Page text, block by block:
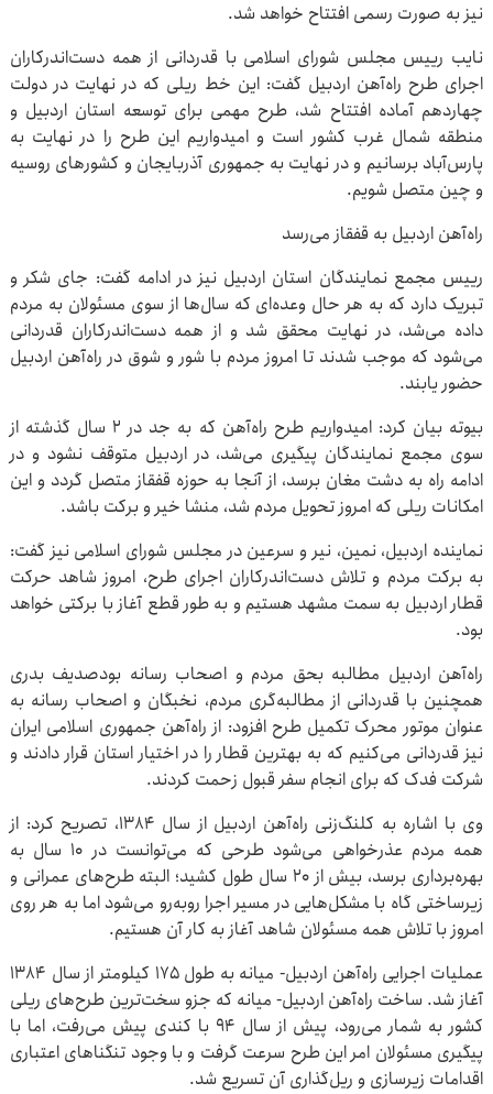
نیز به صورت رسمی افتتاح خواهد شد.
نایب رییس مجلس شورای اسلامی با قدردانی از همه دست‌اندرکاران
اجرای طرح راه‌آهن اردبیل گفت: این خط ریلی که در نهایت در دولت
چهاردهم آماده افتتاح شد، طرح مهمی برای توسعه استان اردبیل و
منطقه شمال غرب کشور است و امیدواریم این طرح را در نهایت به
پارس‌آباد برسانیم و در نهایت به جمهوری آذربایجان و کشورهای روسیه
و چین متصل شویم.
راه‌آهن اردبیل به قفقاز می‌رسد
رییس مجمع نمایندگان استان اردبیل نیز در ادامه گفت: جای شکر و
تبریک دارد که به هر حال وعده‌ای که سال‌ها از سوی مسئولان به مردم
داده می‌شد، در نهایت محقق شد و از همه دست‌اندرکاران قدردانی
می‌شود که موجب شدند تا امروز مردم با شور و شوق در راه‌آهن اردبیل
حضور یابند.
بیوته بیان کرد: امیدواریم طرح راه‌آهن که به جد در ۲ سال گذشته از
سوی مجمع نمایندگان پیگیری می‌شد، در اردبیل متوقف نشود و در
ادامه راه به دشت مغان برسد، از آنجا به حوزه قفقاز متصل گردد و این
امکانات ریلی که امروز تحویل مردم شد، منشا خیر و برکت باشد.
نماینده اردبیل، نمین، نیر و سرعین در مجلس شورای اسلامی نیز گفت:
به برکت مردم و تلاش دست‌اندرکاران اجرای طرح، امروز شاهد حرکت
قطار اردبیل به سمت مشهد هستیم و به طور قطع آغاز با برکتی خواهد
بود.
راه‌آهن اردبیل مطالبه بحق مردم و اصحاب رسانه بودصدیف بدری
همچنین با قدردانی از مطالبه‌گری مردم، نخبگان و اصحاب رسانه به
عنوان موتور محرک تکمیل طرح افزود: از راه‌آهن جمهوری اسلامی ایران
نیز قدردانی می‌کنیم که به بهترین قطار را در اختیار استان قرار دادند و
شرکت فدک که برای انجام سفر قبول زحمت کردند.
وی با اشاره به کلنگ‌زنی راه‌آهن اردبیل از سال ۱۳۸۴، تصریح کرد: از
همه مردم عذرخواهی می‌شود طرحی که می‌توانست در ۱۰ سال به
بهره‌برداری برسد، بیش از ۲۰ سال طول کشید؛ البته طرح‌های عمرانی و
زیرساختی گاه با مشکل‌هایی در مسیر اجرا روبه‌رو می‌شود اما به هر روی
امروز با تلاش همه مسئولان شاهد آغاز به کار آن هستیم.
عملیات اجرایی راه‌آهن اردبیل- میانه به طول ۱۷۵ کیلومتر از سال ۱۳۸۴
آغاز شد. ساخت راه‌آهن اردبیل- میانه که جزو سخت‌ترین طرح‌های ریلی
کشور به شمار می‌رود، پیش از سال ۹۴ با کندی پیش می‌رفت، اما با
پیگیری مسئولان امر این طرح سرعت گرفت و با وجود تنگناهای اعتباری
اقدامات زیرسازی و ریل‌گذاری آن تسریع شد.